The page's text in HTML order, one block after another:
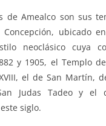
de Amealco son sus
ubicado
neoclásico cuya
y 1905, el Templo
el de San Martín,
Judas Tadeo y el
siglo.